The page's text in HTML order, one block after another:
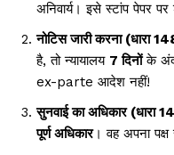
अनिवार्य। इसे स्टांप पेपर
नोटिस जारी करना (धारा
है, तो न्यायालय 7 दिनोंके
ex-parte आदेश नहीं!
सुनवाई का अधिकार (धारा
पूर्ण अधिकार। वह अपना